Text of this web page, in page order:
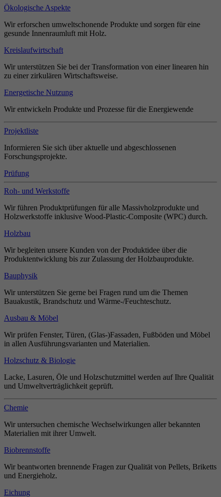
Ökologische Aspekte
Wir erforschen umweltschonende Produkte und sorgen für eine
gesunde Innenraumluft mit Holz.
Kreislaufwirtschaft
Wir unterstützen Sie bei der Transformation von einer linearen hin
zu einer zirkulären Wirtschaftsweise.
Energetische Nutzung
Wir entwickeln Produkte und Prozesse für die Energiewende
Projektliste
Informieren Sie sich über aktuelle und abgeschlossenen
Forschungsprojekte.
Prüfung
Roh- und Werkstoffe
Wir führen Produktprüfungen für alle Massivholzprodukte und
Holzwerkstoffe inklusive Wood-Plastic-Composite (WPC) durch.
Holzbau
Wir begleiten unsere Kunden von der Produktidee über die
Produktentwicklung bis zur Zulassung der Holzbauprodukte.
Bauphysik
Wir unterstützen Sie gerne bei Fragen rund um die Themen
Bauakustik, Brandschutz und Wärme-/Feuchteschutz.
Ausbau & Möbel
Wir prüfen Fenster, Türen, (Glas-)Fassaden, Fußböden und Möbel
in allen Ausführungsvarianten und Materialien.
Holzschutz & Biologie
Lacke, Lasuren, Öle und Holzschutzmittel werden auf Ihre Qualität
und Umweltverträglichkeit geprüft.
Chemie
Wir untersuchen chemische Wechselwirkungen aller bekannten
Materialien mit ihrer Umwelt.
Biobrennstoffe
Wir beantworten brennende Fragen zur Qualität von Pellets, Briketts
und Energieholz.
Eichung